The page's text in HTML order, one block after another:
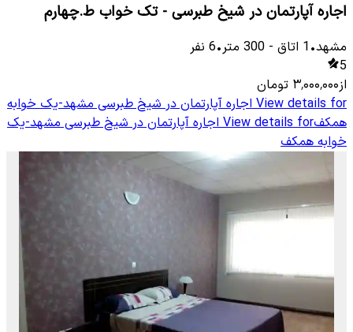
اجاره آپارتمان در شیخ طبرسی - تک خواب ط.چهارم
مشهد•
1 اتاق -
300 متر•
6 نفر
5
از۳٬۰۰۰٬۰۰۰ تومان
View details for اجاره آپارتمان در شیخ طبرسی مشهد-یک خوابه
همکفView details for اجاره آپارتمان در شیخ طبرسی مشهد-یک
خوابه همکف